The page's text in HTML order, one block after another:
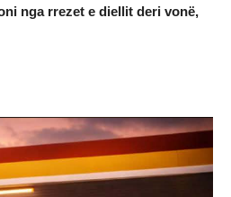
nga rrezet e diellit deri vonë,